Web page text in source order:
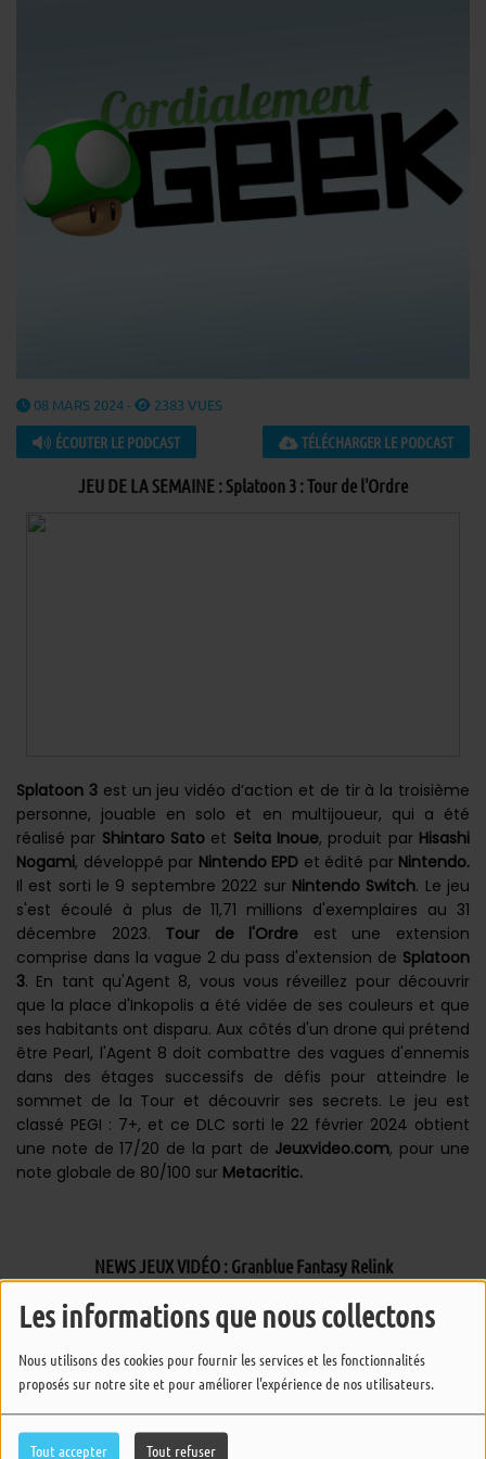
Les informations que nous collectons
Nous utilisons des cookies pour fournir les services et les fonctionnalités
proposés sur notre site et pour améliorer l'expérience de nos utilisateurs.
Tout accepter Tout refuser
08 MARS 2024 - 2383 VUES
ÉCOUTER LE PODCAST TÉLÉCHARGER LE PODCAST
JEU DE LA SEMAINE : Splatoon 3 : Tour de l'Ordre
Splatoon 3est un jeu vidéo d’action et de tir à la troisième
personne, jouable en solo et en multijoueur, qui a été
réalisé par Shintaro Sato et Seita Inoue, produit par Hisashi
Nogami, développé par Nintendo EPD et édité par Nintendo.
Il est sorti le 9 septembre 2022 sur Nintendo Switch. Le jeu
s'est écoulé à plus de 11,71 millions d'exemplaires au 31
décembre 2023. Tour de l'Ordre est une extension
comprise dans la vague 2 du pass d'extension de Splatoon
3. En tant qu'Agent 8, vous vous réveillez pour découvrir
que la place d'Inkopolis a été vidée de ses couleurs et que
ses habitants ont disparu. Aux côtés d'un drone qui prétend
être Pearl, l'Agent 8 doit combattre des vagues d'ennemis
dans des étages successifs de défis pour atteindre le
sommet de la Tour et découvrir ses secrets. Le jeu est
classé PEGI : 7+, et ce DLC sorti le 22 février 2024 obtient
une note de 17/20 de la part de Jeuxvideo.com, pour une
note globale de 80/100 sur Metacritic.
NEWS JEUX VIDÉO : Granblue Fantasy Relink